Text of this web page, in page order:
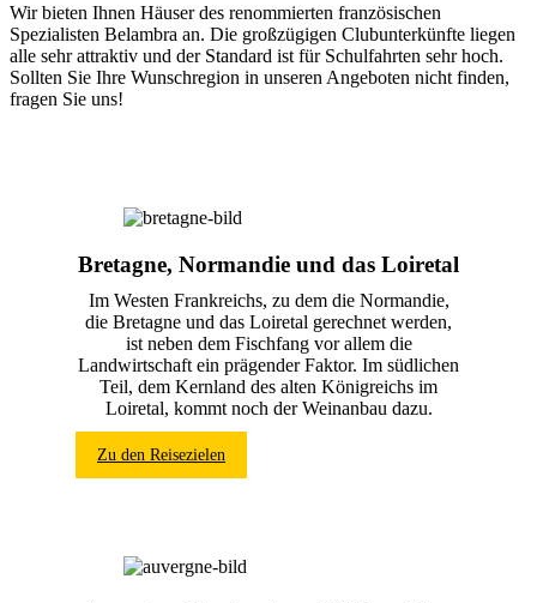
Wir bieten Ihnen Häuser des renommierten französischen
Spezialisten Belambra an. Die großzügigen Clubunterkünfte liegen
alle sehr attraktiv und der Standard ist für Schulfahrten sehr hoch.
Sollten Sie Ihre Wunschregion in unseren Angeboten nicht finden,
fragen Sie uns!
Bretagne, Normandie und das Loiretal
Im Westen Frankreichs, zu dem die Normandie,
die Bretagne und das Loiretal gerechnet werden,
ist neben dem Fischfang vor allem die
Landwirtschaft ein prägender Faktor. Im südlichen
Teil, dem Kernland des alten Königreichs im
Loiretal, kommt noch der Weinanbau dazu.
Zu den Reisezielen